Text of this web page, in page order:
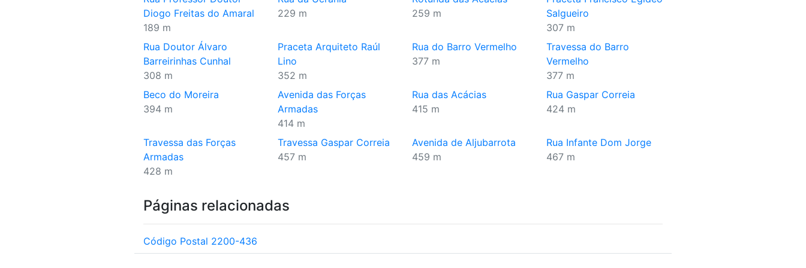
Diogo Freitas do Amaral
189 m
229 m
259 m
Salgueiro
307 m
Rua Doutor Álvaro
Barreirinhas Cunhal
308 m
Praceta Arquiteto Raúl
Lino
352 m
Rua do Barro Vermelho
377 m
Travessa do Barro
Vermelho
377 m
Beco do Moreira
394 m
Avenida das Forças
Armadas
414 m
Rua das Acácias
415 m
Rua Gaspar Correia
424 m
Travessa das Forças
Armadas
428 m
Travessa Gaspar Correia
457 m
Avenida de Aljubarrota
459 m
Rua Infante Dom Jorge
467 m
Páginas relacionadas
Código Postal 2200-436